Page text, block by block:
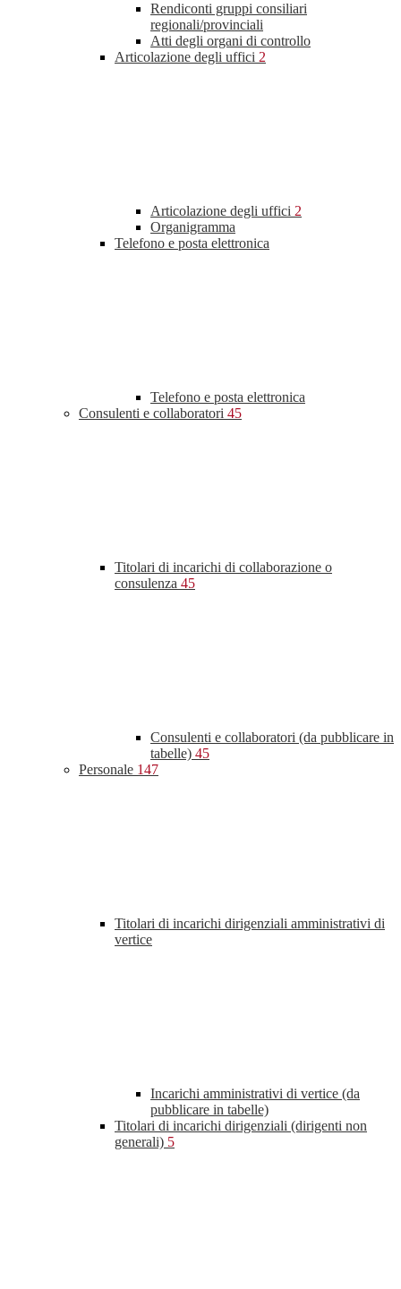
Rendiconti gruppi consiliari
regionali/provinciali
Atti degli organi di controllo
Articolazione degli uffici 2
Articolazione degli uffici 2
Organigramma
Telefono e posta elettronica
Telefono e posta elettronica
Consulenti e collaboratori 45
Titolari di incarichi di collaborazione o
consulenza 45
Consulenti e collaboratori (da pubblicare in
tabelle) 45
Personale 147
Titolari di incarichi dirigenziali amministrativi di
vertice
Incarichi amministrativi di vertice (da
pubblicare in tabelle)
Titolari di incarichi dirigenziali (dirigenti non
generali) 5